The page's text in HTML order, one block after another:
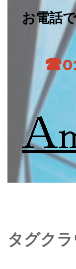
お電話
タグク